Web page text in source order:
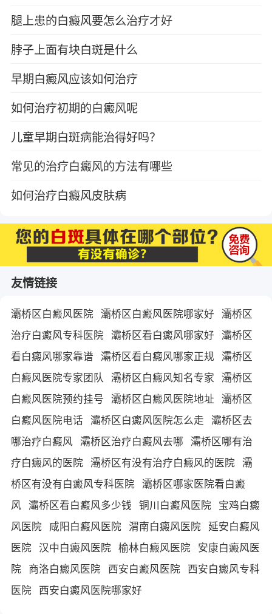
腿上患的白癜风要怎么治疗才好
脖子上面有块白斑是什么
早期白癜风应该如何治疗
如何治疗初期的白癜风呢
儿童早期白斑病能治得好吗？
常见的治疗白癜风的方法有哪些
如何治疗白癜风皮肤病
友情链接
灞桥区白癜风医院 灞桥区白癜风医院哪家好 灞桥区
治疗白癜风专科医院 灞桥区看白癜风哪家好 灞桥区
看白癜风哪家靠谱 灞桥区看白癜风哪家正规 灞桥区
白癜风医院专家团队 灞桥区白癜风知名专家 灞桥区
白癜风医院预约挂号 灞桥区白癜风医院地址 灞桥区
白癜风医院电话 灞桥区白癜风医院怎么走 灞桥区去
哪治疗白癜风 灞桥区治疗白癜风去哪 灞桥区哪有治
疗白癜风的医院 灞桥区有没有治疗白癜风的医院 灞
桥区有没有白癜风专科医院 灞桥区哪家医院看白癜
风 灞桥区看白癜风多少钱 铜川白癜风医院 宝鸡白癜
风医院 咸阳白癜风医院 渭南白癜风医院 延安白癜风
医院 汉中白癜风医院 榆林白癜风医院 安康白癜风医
院 商洛白癜风医院 西安白癜风医院 西安白癜风专科
医院 西安白癜风医院哪家好